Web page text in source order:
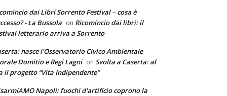
dai Libri Sorrento Festival – cosa è
- La Bussola on Ricomincio dai libri: il
letterario arriva a Sorrento
nasce l'Osservatorio Civico Ambientale
Domitio e Regi Lagni on Svolta a Caserta: al
il progetto “Vita Indipendente”
Napoli: fuochi d'artificio coprono la